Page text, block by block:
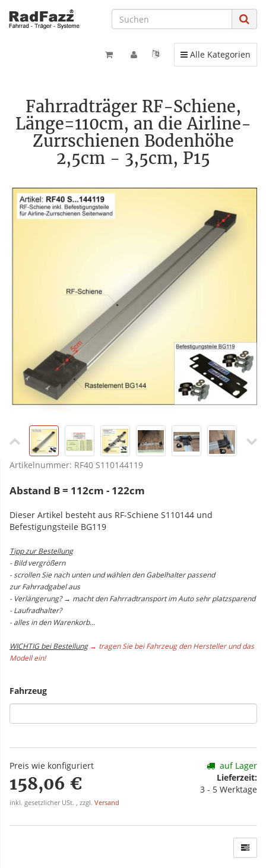
Toggle navigation
Alle Kategorien
Fahrradträger RF-Schiene,
Länge=110cm, an die Airline-
Zurrschienen Bodenhöhe
2,5cm - 3,5cm, P15
Artikelnummer: RF40 S110144119
Abstand B = 112cm - 122cm
Dieser Artikel besteht aus RF-Schiene S110144 und
Befestigungsteile BG119
Tipp zur Bestellung
- Bild vergrößern
- scrollen Sie nach unten und wählen den Gabelhalter passend
zur Fahrradgabel aus
- Verlängerung? → macht den Fahrradtransport im Auto sehr platzsparend
- Laufradhalter?
- alles in den Warenkorb...
WICHTIG bei Bestellung → tragen Sie bei Fahrzeug den Hersteller und das
Modell ein!
Fahrzeug
Preis wie konfiguriert
158,06 €
inkl. gesetzlicher USt. , zzgl. Versand
auf Lager
Lieferzeit:
3 - 5 Werktage